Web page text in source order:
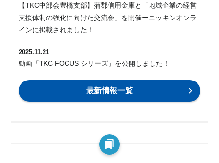
【TKC中部会豊橋支部】蒲郡信用金庫と「地域企業の経営
支援体制の強化に向けた交流会」を開催ーニッキンオンラ
インに掲載されました！
2025.11.21
動画「TKC FOCUS シリーズ」を公開しました！
最新情報一覧